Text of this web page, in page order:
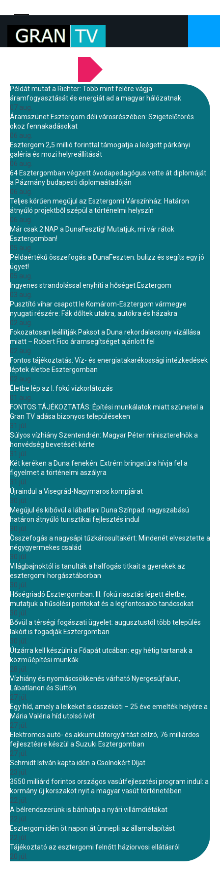
Példát mutat a Richter: Több mint felére vágja
áramfogyasztását és energiát ad a magyar hálózatnak
07 aug.
Áramszünet Esztergom déli városrészében: Szigetelőtörés
okoz fennakadásokat
06 aug.
Esztergom 2,5 millió forinttal támogatja a leégett párkányi
galéria és mozi helyreállítását
06 aug.
64 Esztergomban végzett óvodapedagógus vette át diplomáját
a Pázmány budapesti diplomaátadóján
06 aug.
Teljes körűen megújul az Esztergomi Várszínház: Határon
átnyúló projektből szépül a történelmi helyszín
06 aug.
Már csak 2 NAP a DunaFesztig! Mutatjuk, mi vár rátok
Esztergomban!
05 aug.
Példaértékű összefogás a DunaFeszten: bulizz és segíts egy jó
ügyet!
05 aug.
Ingyenes strandolással enyhíti a hőséget Esztergom
03 aug.
Pusztító vihar csapott le Komárom-Esztergom vármegye
nyugati részére: Fák dőltek utakra, autókra és házakra
02 aug.
Fokozatosan leállítják Paksot a Duna rekordalacsony vízállása
miatt – Robert Fico áramsegítséget ajánlott fel
02 aug.
Fontos tájékoztatás: Víz- és energiatakarékossági intézkedések
léptek életbe Esztergomban
02 aug.
Életbe lép az I. fokú vízkorlátozás
01 aug.
FONTOS TÁJÉKOZTATÁS: Építési munkálatok miatt szünetel a
Gran TV adása bizonyos településeken
31 júl.
Súlyos vízhiány Szentendrén: Magyar Péter miniszterelnök a
honvédség bevetését kérte
31 júl.
Két keréken a Duna fenekén: Extrém bringatúra hívja fel a
figyelmet a történelmi aszályra
31 júl.
Újraindul a Visegrád-Nagymaros kompjárat
30 júl.
Megújul és kibővül a lábatlani Duna Színpad: nagyszabású
határon átnyúló turisztikai fejlesztés indul
30 júl.
Összefogás a nagysápi tűzkárosultakért: Mindenét elvesztette a
négygyermekes család
30 júl.
Világbajnoktól is tanulták a halfogás titkait a gyerekek az
esztergomi horgásztáborban
30 júl.
Hőségriadó Esztergomban: III. fokú riasztás lépett életbe,
mutatjuk a hűsölési pontokat és a legfontosabb tanácsokat
30 júl.
Bővül a térségi fogászati ügyelet: augusztustól több település
lakóit is fogadják Esztergomban
30 júl.
Útzárra kell készülni a Főapát utcában: egy hétig tartanak a
közműépítési munkák
28 júl.
Vízhiány és nyomáscsökkenés várható Nyergesújfalun,
Lábatlanon és Süttőn
27 júl.
Egy híd, amely a lelkeket is összeköti – 25 éve emelték helyére a
Mária Valéria híd utolsó ívét
27 júl.
Elektromos autó- és akkumulátorgyártást célzó, 76 milliárdos
fejlesztésre készül a Suzuki Esztergomban
27 júl.
Schmidt István kapta idén a Csolnokért Díjat
23 júl.
3550 milliárd forintos országos vasútfejlesztési program indul: a
kormány új korszakot nyit a magyar vasút történetében
22 júl.
A bélrendszerünk is bánhatja a nyári villámdiétákat
22 júl.
Esztergom idén öt napon át ünnepli az államalapítást
22 júl.
Tájékoztató az esztergomi felnőtt háziorvosi ellátásról
20 júl.